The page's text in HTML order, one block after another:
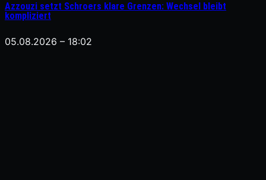
Azzouzi setzt Schroers klare Grenzen: Wechsel bleibt
kompliziert
05.08.2026 – 18:02